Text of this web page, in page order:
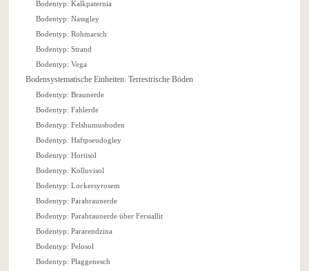
Bodentyp: Kalkpaternia
Bodentyp: Nassgley
Bodentyp: Rohmarsch
Bodentyp: Strand
Bodentyp: Vega
Bodensystematische Einheiten: Terrestrische Böden
Bodentyp: Braunerde
Bodentyp: Fahlerde
Bodentyp: Felshumusboden
Bodentyp: Haftpseudogley
Bodentyp: Hortisol
Bodentyp: Kolluvisol
Bodentyp: Lockersyrosem
Bodentyp: Parabraunerde
Bodentyp: Parabraunerde über Fersiallit
Bodentyp: Pararendzina
Bodentyp: Pelosol
Bodentyp: Plaggenesch